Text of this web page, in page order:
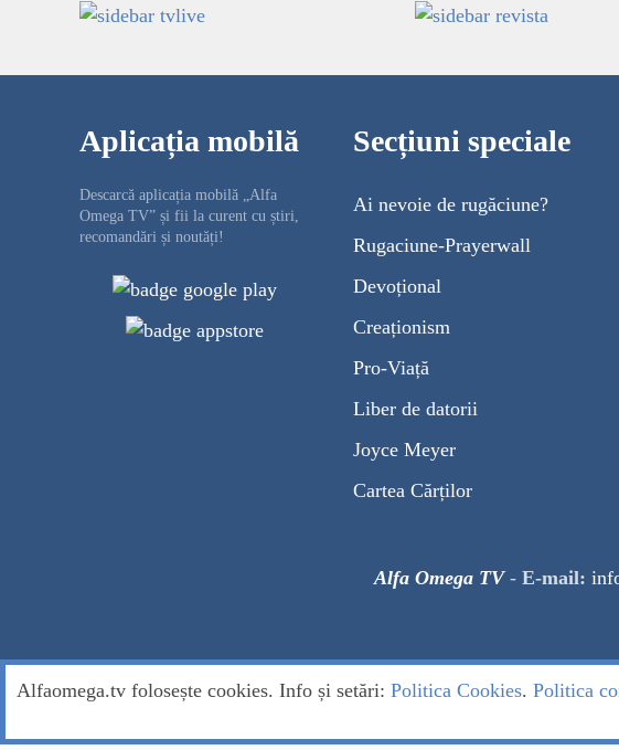
Aplicația mobilă
Descarcă aplicația mobilă „Alfa
Omega TV” și fii la curent cu știri,
recomandări și noutăți!
Secțiuni speciale
Ai nevoie de rugăciune?
Rugaciune-Prayerwall
Devoțional
Creaționism
Pro-Viață
Liber de datorii
Joyce Meyer
Cartea Cărților
Alfa Omega TV- E-mail:
Alfaomega.tv folosește cookies. Info și setări: Politica Cookies. Politica